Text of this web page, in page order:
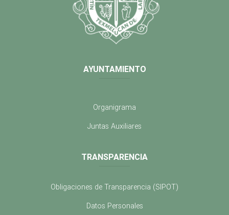
AYUNTAMIENTO
Organigrama
Juntas Auxiliares
TRANSPARENCIA
Obligaciones de Transparencia (SIPOT)
Datos Personales